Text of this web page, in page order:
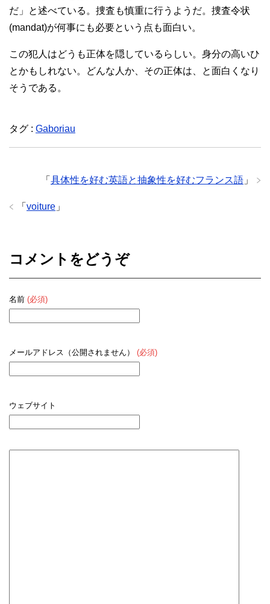
だ」と述べている。捜査も慎重に行うようだ。捜査令状
(mandat)が何事にも必要という点も面白い。
この犯人はどうも正体を隠しているらしい。身分の高いひ
とかもしれない。どんな人か、その正体は、と面白くなり
そうである。
タグ : Gaboriau
「 具体性を好む英語と抽象性を好むフランス語 」
「 voiture 」
コメントをどうぞ
名前 (必須)
メールアドレス（公開されません） (必須)
ウェブサイト